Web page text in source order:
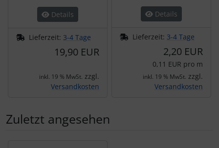
Details
Lieferzeit: 3-4 Tage
19,90 EUR
inkl. 19 % MwSt. zzgl.
Versandkosten
Details
Lieferzeit: 3-4 Tage
2,20 EUR
0,11 EUR pro m
inkl. 19 % MwSt. zzgl.
Versandkosten
Zuletzt angesehen